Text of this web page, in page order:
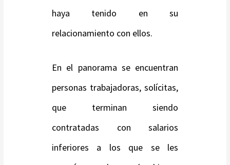
haya tenido en su
relacionamiento con ellos.
En el panorama se encuentran
personas trabajadoras, solícitas,
que terminan siendo
contratadas con salarios
inferiores a los que se les